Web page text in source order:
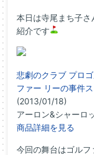
本日は寺尾まち子
紹介です
悲劇のクラブ プロ
ファー リーの事件
(2013/01/18)
アーロン&シャーロ
商品詳細を見る
今回の舞台はゴルフ